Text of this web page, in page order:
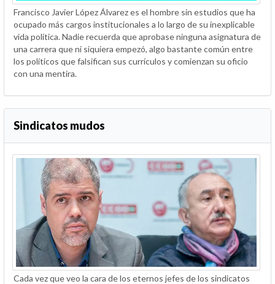
Francisco Javier López Álvarez es el hombre sin estudios que ha
ocupado más cargos institucionales a lo largo de su inexplicable
vida política. Nadie recuerda que aprobase ninguna asignatura de
una carrera que ni siquiera empezó, algo bastante común entre
los políticos que falsifican sus currículos y comienzan su oficio
con una mentira.
Sindicatos mudos
Cada vez que veo la cara de los eternos jefes de los sindicatos